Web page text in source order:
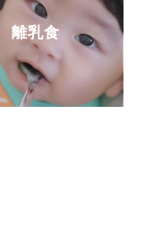
離乳食